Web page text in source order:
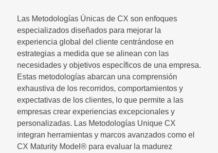
Las Metodologías Únicas de CX son enfoques
especializados diseñados para mejorar la
experiencia global del cliente centrándose en
estrategias a medida que se alinean con las
necesidades y objetivos específicos de una empresa.
Estas metodologías abarcan una comprensión
exhaustiva de los recorridos, comportamientos y
expectativas de los clientes, lo que permite a las
empresas crear experiencias excepcionales y
personalizadas. Las Metodologías Unique CX
integran herramientas y marcos avanzados como el
CX Maturity Model® para evaluar la madurez